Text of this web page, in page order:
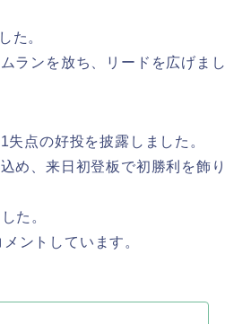
た。
ランを放ち、リードを広げまし
点の好投を披露しました。
め、来日初登板で初勝利を飾り
た。
ントしています。